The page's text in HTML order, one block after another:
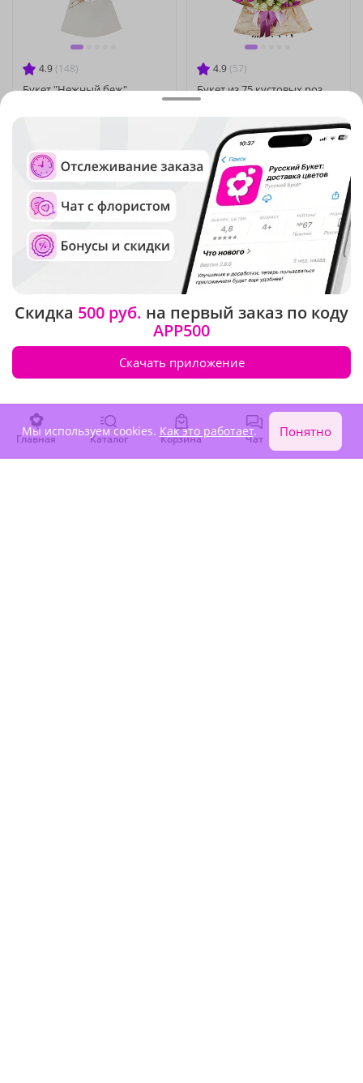
4.9 (148)
Букет "Нежный беж"
3 510 ₽
4.9 (57)
Букет из 75 кустовых роз
52 710 ₽ -15%
44 800 ₽
нимфа"
В наличии
11 530 ₽
В наличии
9 280 ₽
Сезонные цветы
Главная Каталог Корзина Чат Войти
Скидка 500 руб. на первый заказ по коду
APP500
Скачать приложение
Мы используем cookies. Как это работает. Понятно